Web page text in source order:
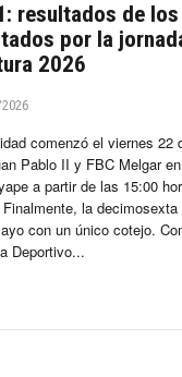
resultados de
por la
2026
comenzó el viernes 22
Pablo II y FBC Melgar
a partir de las 15:00
la
con un único cotejo.
Deportivo...